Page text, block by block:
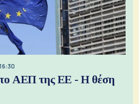
το ΑΕΠ της ΕΕ - Η θέση